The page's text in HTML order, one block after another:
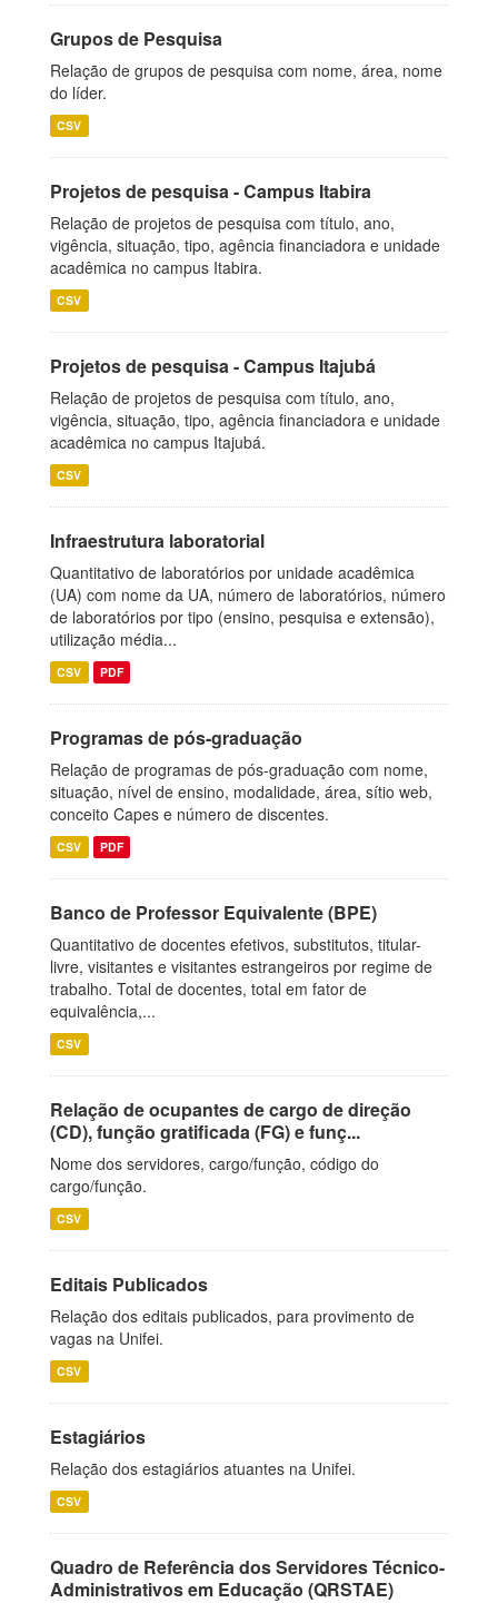
Grupos de Pesquisa
Relação de grupos de pesquisa com nome, área, nome
do líder.
CSV
Projetos de pesquisa - Campus Itabira
Relação de projetos de pesquisa com título, ano,
vigência, situação, tipo, agência financiadora e unidade
acadêmica no campus Itabira.
CSV
Projetos de pesquisa - Campus Itajubá
Relação de projetos de pesquisa com título, ano,
vigência, situação, tipo, agência financiadora e unidade
acadêmica no campus Itajubá.
CSV
Infraestrutura laboratorial
Quantitativo de laboratórios por unidade acadêmica
(UA) com nome da UA, número de laboratórios, número
de laboratórios por tipo (ensino, pesquisa e extensão),
utilização média...
CSV PDF
Programas de pós-graduação
Relação de programas de pós-graduação com nome,
situação, nível de ensino, modalidade, área, sítio web,
conceito Capes e número de discentes.
CSV PDF
Banco de Professor Equivalente (BPE)
Quantitativo de docentes efetivos, substitutos, titular-
livre, visitantes e visitantes estrangeiros por regime de
trabalho. Total de docentes, total em fator de
equivalência,...
CSV
Relação de ocupantes de cargo de direção
(CD), função gratificada (FG) e funç...
Nome dos servidores, cargo/função, código do
cargo/função.
CSV
Editais Publicados
Relação dos editais publicados, para provimento de
vagas na Unifei.
CSV
Estagiários
Relação dos estagiários atuantes na Unifei.
CSV
Quadro de Referência dos Servidores Técnico-
Administrativos em Educação (QRSTAE)